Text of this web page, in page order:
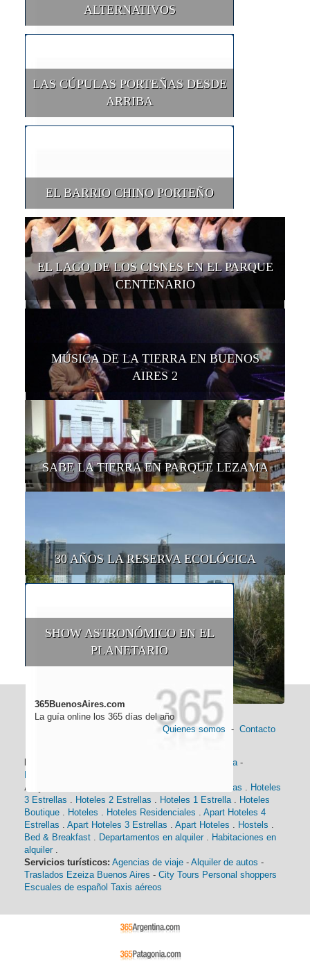
ALTERNATIVOS
LAS CÚPULAS PORTEÑAS DESDE
ARRIBA
EL BARRIO CHINO PORTEÑO
EL LAGO DE LOS CISNES EN EL PARQUE
CENTENARIO
MÚSICA DE LA TIERRA EN BUENOS
AIRES 2
SABE LA TIERRA EN PARQUE LEZAMA
30 AÑOS LA RESERVA ECOLÓGICA
SHOW ASTRONÓMICO EN EL
PLANETARIO
365BuenosAires.com
La guía online los 365 días del año
Quienes somos - Contacto
Información general: Historia -
Distancias
Alojamiento:
Hoteles 4 Estrellas
Hoteles
3 Estrellas
Hoteles 2 Estrellas Hoteles 1 Estrella
Hoteles
Boutique
Hoteles Hoteles Residenciales
Apart Hoteles 4
Estrellas
Apart Hoteles 3 Estrellas Apart Hoteles Hostels
Bed & Breakfast
Departamentos en alquiler
Habitaciones en
alquiler
Servicios turísticos: Agencias de viaje - Alquiler de autos -
Traslados Ezeiza Buenos Aires - City Tours Personal shoppers
Escuales de español Taxis aéreos